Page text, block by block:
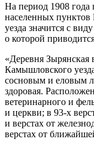
На период 1908 года
населенных
уезда значится с
о которой
«Деревня Зырянская
Камышловского
сосновым и еловым
здоровая.
ветеринарного и
и церкви; в 93-х
и верстах от
верстах от